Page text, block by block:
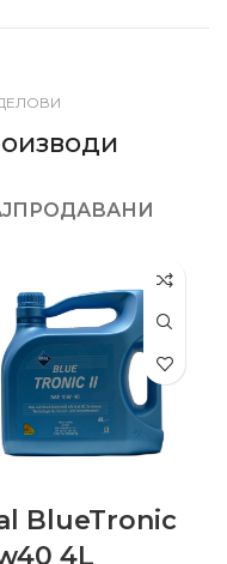
BlueTronic
4L